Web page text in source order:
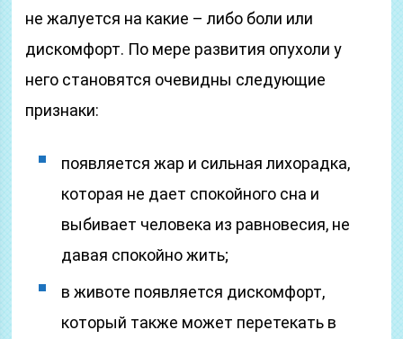
не жалуется на какие – либо боли или
дискомфорт. По мере развития опухоли у
него становятся очевидны следующие
признаки:
появляется жар и сильная лихорадка,
которая не дает спокойного сна и
выбивает человека из равновесия, не
давая спокойно жить;
в животе появляется дискомфорт,
который также может перетекать в